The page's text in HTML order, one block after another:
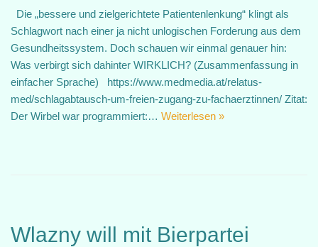
Die „bessere und zielgerichtete Patientenlenkung“ klingt als
Schlagwort nach einer ja nicht unlogischen Forderung aus dem
Gesundheitssystem. Doch schauen wir einmal genauer hin:
Was verbirgt sich dahinter WIRKLICH? (Zusammenfassung in
einfacher Sprache) https://www.medmedia.at/relatus-
med/schlagabtausch-um-freien-zugang-zu-fachaerztinnen/ Zitat:
Der Wirbel war programmiert:… Weiterlesen »
Wlazny will mit Bierpartei